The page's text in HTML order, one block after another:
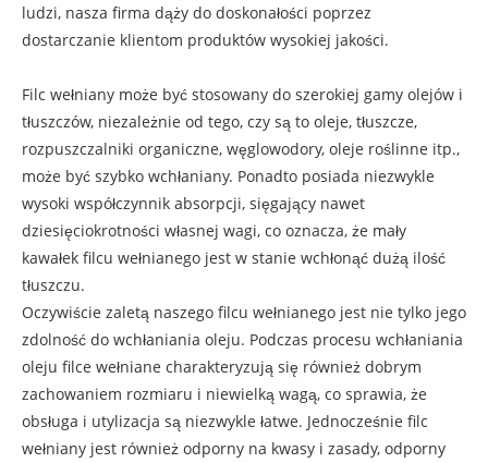
ludzi, nasza firma dąży do doskonałości poprzez
dostarczanie klientom produktów wysokiej jakości.
Filc wełniany może być stosowany do szerokiej gamy olejów i
tłuszczów, niezależnie od tego, czy są to oleje, tłuszcze,
rozpuszczalniki organiczne, węglowodory, oleje roślinne itp.,
może być szybko wchłaniany. Ponadto posiada niezwykle
wysoki współczynnik absorpcji, sięgający nawet
dziesięciokrotności własnej wagi, co oznacza, że ​​mały
kawałek filcu wełnianego jest w stanie wchłonąć dużą ilość
tłuszczu.
Oczywiście zaletą naszego filcu wełnianego jest nie tylko jego
zdolność do wchłaniania oleju. Podczas procesu wchłaniania
oleju filce wełniane charakteryzują się również dobrym
zachowaniem rozmiaru i niewielką wagą, co sprawia, że ​​
obsługa i utylizacja są niezwykle łatwe. Jednocześnie filc
wełniany jest również odporny na kwasy i zasady, odporny